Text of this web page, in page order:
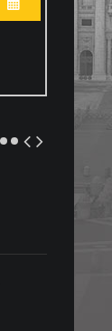
APRI IL